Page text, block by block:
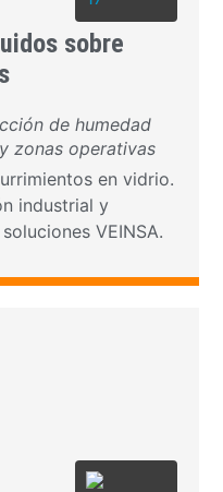
sobre
de humedad
zonas operativas
en vidrio.
industrial y
VEINSA.